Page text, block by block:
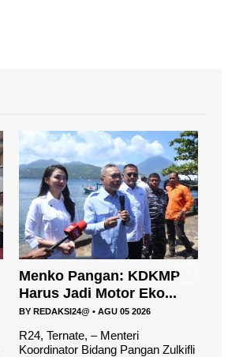
Wakil Bupati Halmahera
Utara Hadiri Semi...
BYREDAKSI24@ •AGU 05 2026
R24, TERNATE – Wakil Bupati
Halmahera Utara, Kasman Hi